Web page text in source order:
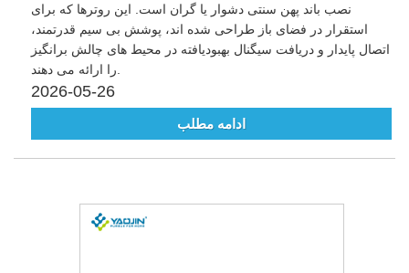
نصب باند پهن سنتی دشوار یا گران است. این روترها که برای
استقرار در فضای باز طراحی شده اند، پوشش بی سیم قدرتمند،
اتصال پایدار و دریافت سیگنال بهبودیافته در محیط های چالش برانگیز
2026-05-26
ادامه مطلب